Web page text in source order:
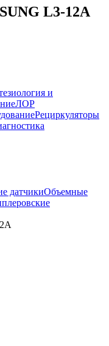
L3-12A
и
ЛОР
Рециркуляторы
датчикиОбъемные